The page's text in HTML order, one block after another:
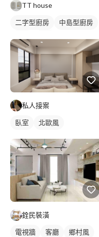
TT house
二字型廚房
中島型廚房
私人接案
臥室 北歐風
銓民裝潢
電視牆 客廳 鄉村風